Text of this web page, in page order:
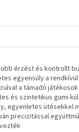
érzést és kontrollt
egyensúly a
a támadó játékosok
és szintetikus gumi
egyenletes
precizitással